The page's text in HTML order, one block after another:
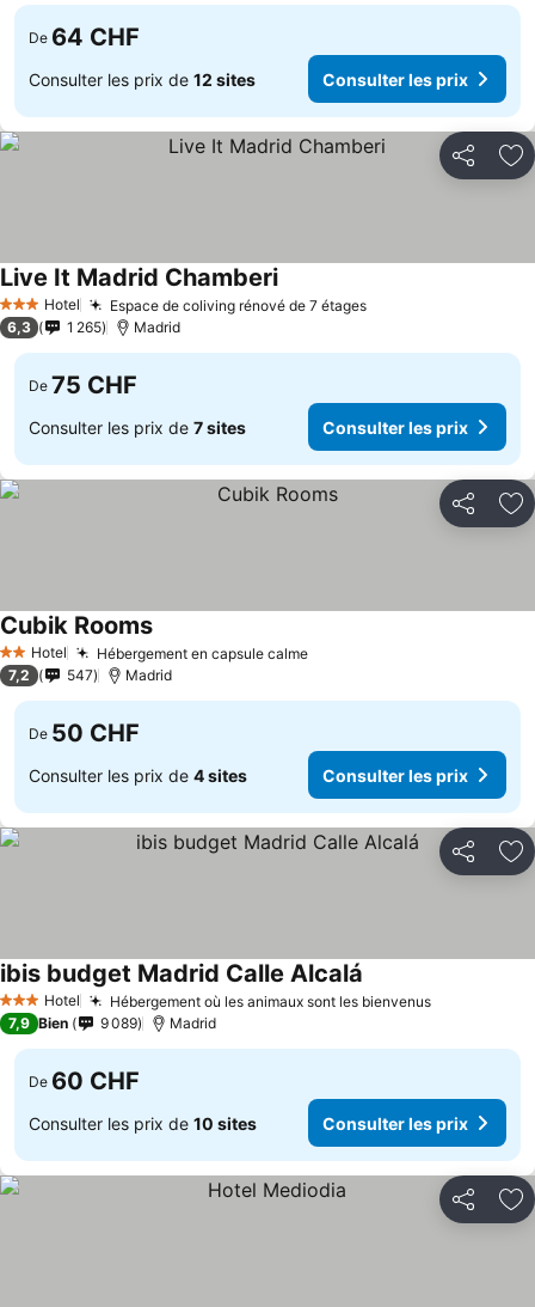
De 64 CHF
Consulter les prix de 12 sites Consulter les prix
Partager
3 ÉtoilesHotel Espace de coliving rénové de 7 étagesConsulter les prix
Live It Madrid ChamberiConsulter les prix
6,3 1 265 Madrid
De 75 CHF
Consulter les prix de 7 sites Consulter les prix
Partager
2 Étoiles
Hotel Hébergement en capsule calmeConsulter les prix
Cubik RoomsConsulter les prix
7,2 547 Madrid
De 50 CHF
Consulter les prix de 4 sites Consulter les prix
Partager
3 ÉtoilesHotel Hébergement où les animaux sont les bienvenusConsulter
ibis budget Madrid Calle Alcalá
7,9 Bien 9 089 Madrid
De 60 CHF
Consulter les prix de 10 sites Consulter les prix
Partager